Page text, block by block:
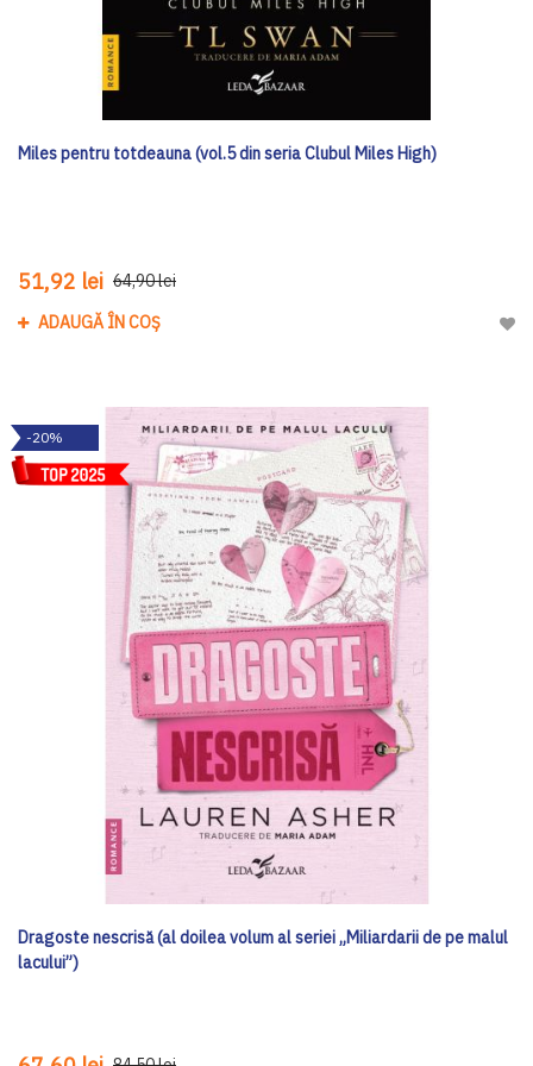
Miles pentru totdeauna (vol.5 din seria Clubul Miles High)
51,92 lei 64,90 lei
ADAUGĂ ÎN COȘ
-20%
Dragoste nescrisă (al doilea volum al seriei „Miliardarii de pe malul
lacului”)